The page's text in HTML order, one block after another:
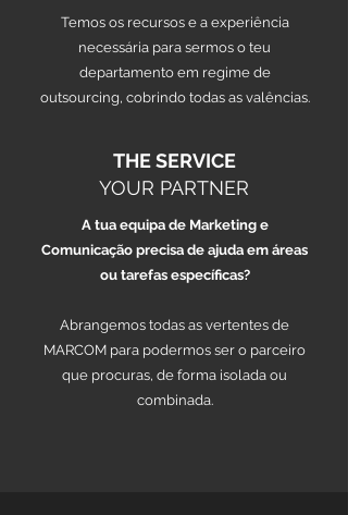
Temos os recursos e a experiência
necessária para sermos o teu
departamento em regime de
outsourcing, cobrindo todas as valências.
THE SERVICE
YOUR PARTNER
A tua equipa de Marketing e
Comunicação precisa de ajuda em áreas
ou tarefas específicas?
Abrangemos todas as vertentes de
MARCOM para podermos ser o parceiro
que procuras, de forma isolada ou
combinada.